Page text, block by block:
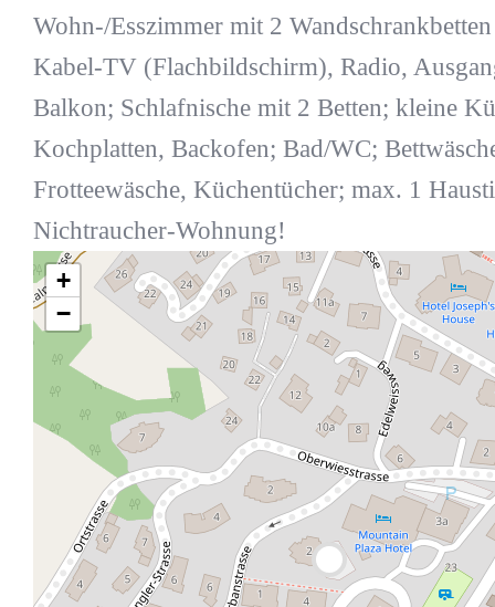
Wohn-/Esszimmer mit 2
Kabel-TV (Flachbildschirm), Radio,
Balkon; Schlafnische mit 2 Betten; kleine
Kochplatten, Backofen; Bad/WC;
Frotteewäsche, Küchentücher; max. 1
Nichtraucher-Wohnung!
+
−